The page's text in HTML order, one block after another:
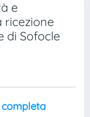
e
ricezione
di Sofocle
completa